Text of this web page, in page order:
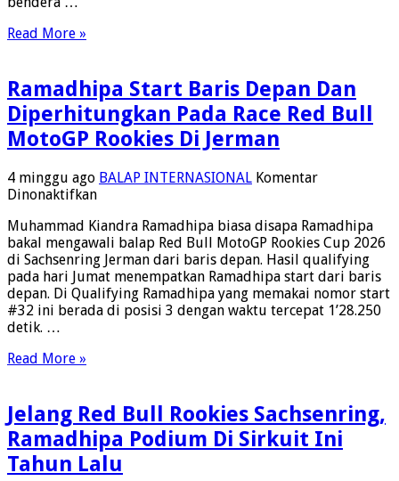
Ikut
Mendukungnya
Read More »
Ramadhipa Start Baris Depan Dan
Diperhitungkan Pada Race Red Bull
MotoGP Rookies Di Jerman
4 minggu ago BALAP INTERNASIONAL Komentar
Dinonaktifkanpada
Start
Baris
Depan
Dan
Diperhitungkan
Pada
Di
Jerman
Muhammad Kiandra Ramadhipa biasa disapa Ramadhipa
bakal mengawali balap Red Bull MotoGP Rookies Cup 2026
di Sachsenring Jerman dari baris depan. Hasil qualifying
pada hari Jumat menempatkan Ramadhipa start dari baris
depan. Di Qualifying Ramadhipa yang memakai nomor start
#32 ini berada di posisi 3 dengan waktu tercepat 1’28.250
detik. …
Read More »
Jelang Red Bull Rookies Sachsenring,
Ramadhipa Podium Di Sirkuit Ini
Tahun Lalu